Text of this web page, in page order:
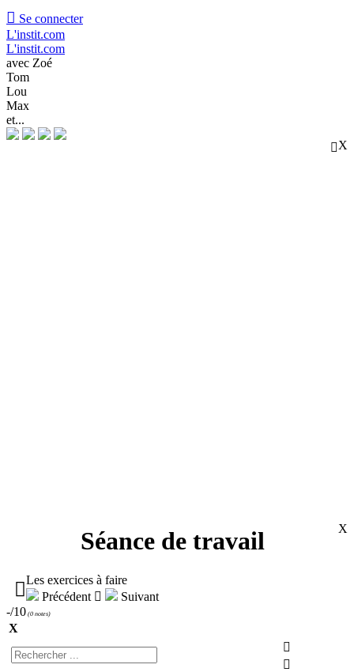
 Se connecter
L'instit.com
L'instit.com
avec Zoé
Tom
Lou
Max
et...
X

X
Séance de travail
Les exercices à faire
Précédent 
Suivant
-/10 (0 notes)
X

